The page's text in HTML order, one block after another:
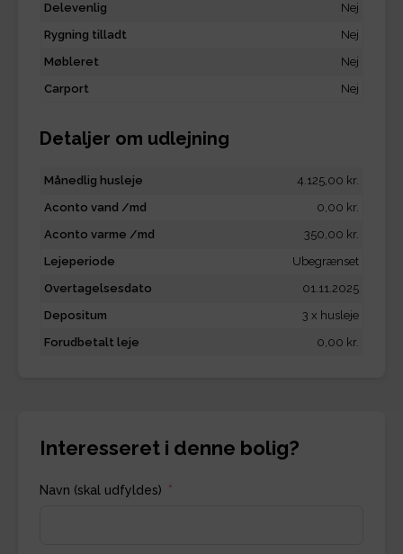
Delevenlig
Nej
Rygning tilladt
Nej
Møbleret
Nej
Carport
Nej
Detaljer om udlejning
Månedlig husleje
4.125,00 kr.
Aconto vand /md
0,00 kr.
Aconto varme /md
350,00 kr.
Lejeperiode
Ubegrænset
Overtagelsesdato
01.11.2025
Depositum
3 x husleje
Forudbetalt leje
0,00 kr.
Interesseret i denne bolig?
Navn (skal udfyldes)